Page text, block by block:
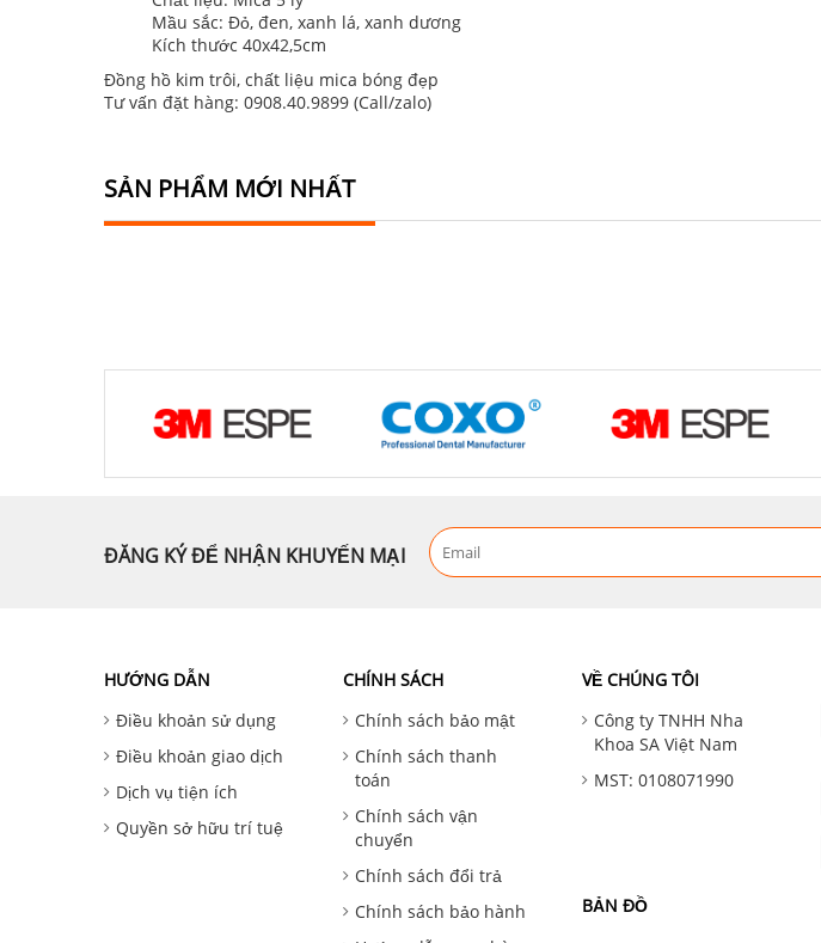
Mầu sắc: Đỏ, đen, xanh lá, xanh dương
Kích thước 40x42,5cm
Đồng hồ kim trôi, chất liệu mica bóng đẹp
Tư vấn đặt hàng: 0908.40.9899 (Call/zalo)
SẢN PHẨM MỚI NHẤT
ĐĂNG KÝ ĐỂ NHẬN KHUYẾN MẠI
HƯỚNG DẪN
Điều khoản sử dụng
Điều khoản giao dịch
Dịch vụ tiện ích
Quyền sở hữu trí tuệ
CHÍNH SÁCH
Chính sách bảo mật
Chính sách thanh
toán
Chính sách vận
chuyển
Chính sách đổi trả
Chính sách bảo hành
VỀ CHÚNG TÔI
Công ty TNHH Nha
Khoa SA Việt Nam
MST: 0108071990
BẢN ĐỒ